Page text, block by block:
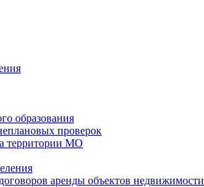
образования
проверок
территории МО
аренды объектов недвижимости